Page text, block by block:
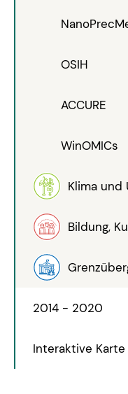
OSIH
ACCURE
WinOMICs
Klima und
Bildung,
2014 - 2020
Interaktive Karte